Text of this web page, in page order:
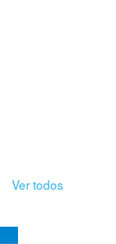
Ver todos